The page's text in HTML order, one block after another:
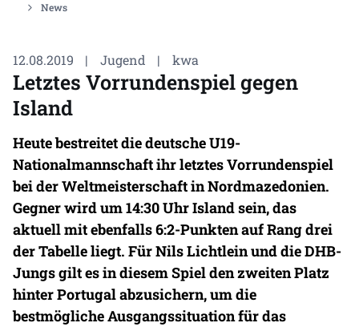
News
12.08.2019 | Jugend | kwa
Letztes Vorrundenspiel gegen
Island
Heute bestreitet die deutsche U19-
Nationalmannschaft ihr letztes Vorrundenspiel
bei der Weltmeisterschaft in Nordmazedonien.
Gegner wird um 14:30 Uhr Island sein, das
aktuell mit ebenfalls 6:2-Punkten auf Rang drei
der Tabelle liegt. Für Nils Lichtlein und die DHB-
Jungs gilt es in diesem Spiel den zweiten Platz
hinter Portugal abzusichern, um die
bestmögliche Ausgangssituation für das